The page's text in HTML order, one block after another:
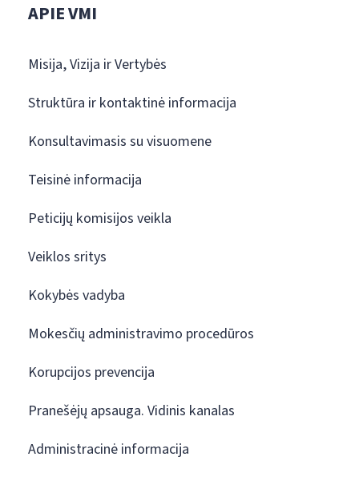
APIE VMI
Misija, Vizija ir Vertybės
Struktūra ir kontaktinė informacija
Konsultavimasis su visuomene
Teisinė informacija
Peticijų komisijos veikla
Veiklos sritys
Kokybės vadyba
Mokesčių administravimo procedūros
Korupcijos prevencija
Pranešėjų apsauga. Vidinis kanalas
Administracinė informacija